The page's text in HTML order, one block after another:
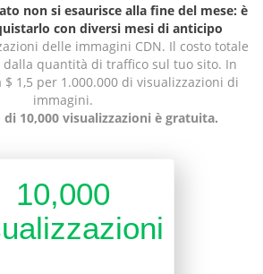
non si esaurisce alla fine del mese: è
con diversi mesi di anticipo
delle immagini CDN. Il costo totale
quantità di traffico sul tuo sito. In
1,5 per 1.000.000 di visualizzazioni di
immagini.
10,000 visualizzazioni è gratuita.
10,000